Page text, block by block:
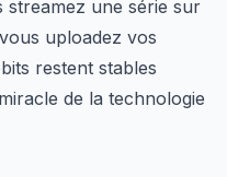
streamez une série sur
uploadez vos
restent stables
de la technologie